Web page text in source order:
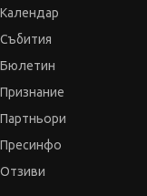
Календар
Събития
Бюлетин
Признание
Партньори
Пресинфо
Отзиви